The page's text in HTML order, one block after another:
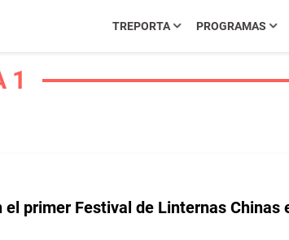
TREPORTA PROGRAMAS
1
el primer Festival de Linternas Chinas